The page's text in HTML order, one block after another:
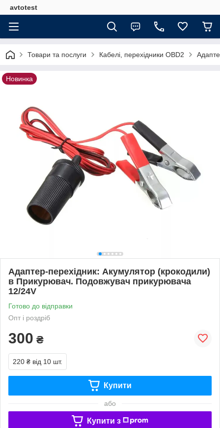
avtotest
Товари та послуги Кабелі, перехідники OBD2
Новинка
Адаптер-перехідник: Акумулятор (крокодили)
в Прикурювач. Подовжувач прикурювача
12/24V
Готово до відправки
Опт і роздріб
300 ₴
220 ₴ від 10 шт.
Купити
або
Купити з